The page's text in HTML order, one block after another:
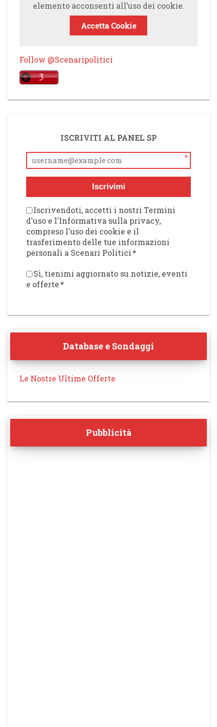
elemento acconsenti all’uso dei cookie.
Accetta Cookie
Follow @Scenaripolitici
ISCRIVITI AL PANEL SP
*
Iscrivimi
Iscrivendoti, accetti i nostri Termini
d'uso e l'Informativa sulla privacy,
compreso l'uso dei cookie e il
trasferimento delle tue informazioni
personali a Scenari Politici*
Sì, tienimi aggiornato su notizie, eventi
e offerte*
Database e Sondaggi
Le Nostre Ultime Offerte
Pubblicità